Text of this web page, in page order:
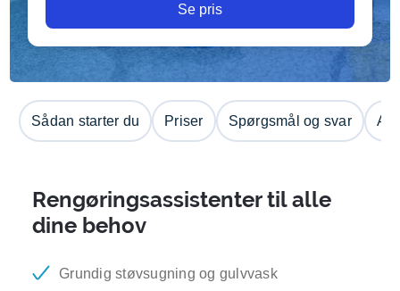
Se pris
Sådan starter du Priser Spørgsmål og svar
Rengøringsassistenter til alle
dine behov
Grundig støvsugning og gulvvask